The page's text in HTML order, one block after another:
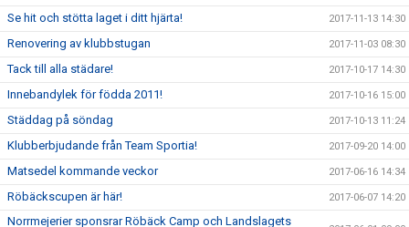
Se hit och stötta laget i ditt hjärta! 2017-11-13 14:30
Renovering av klubbstugan 2017-11-03 08:30
Tack till alla städare! 2017-10-17 14:30
Innebandylek för födda 2011! 2017-10-16 15:00
Städdag på söndag 2017-10-13 11:24
Klubberbjudande från Team Sportia! 2017-09-20 14:00
Matsedel kommande veckor 2017-06-16 14:34
Röbäckscupen är här! 2017-06-07 14:20
Norrmejerier sponsrar Röbäck Camp och Landslagets